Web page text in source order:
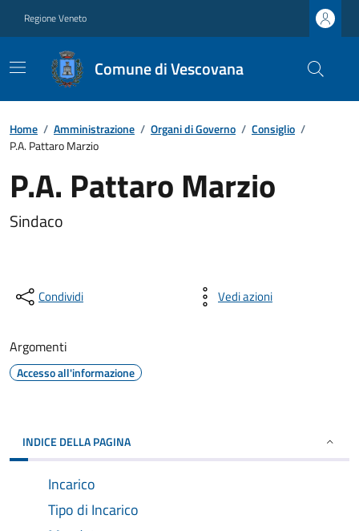
Regione Veneto
Comune di Vescovana
Home / Amministrazione / Organi di Governo / Consiglio /
P.A. Pattaro Marzio
P.A. Pattaro Marzio
Sindaco
Condividi Vedi azioni
Argomenti
Accesso all'informazione
INDICE DELLA PAGINA
Incarico
Tipo di Incarico